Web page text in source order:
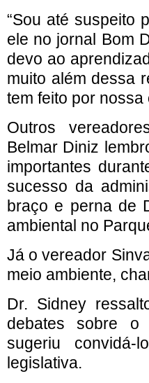
“Sou até suspeito
ele no jornal Bom
devo ao
muito além dessa
tem feito por nossa
Outros
Belmar Diniz
importantes
sucesso da
braço e perna de
ambiental no
Já o vereador
meio ambiente,
Dr. Sidney
debates sobre o
sugeriu
legislativa.